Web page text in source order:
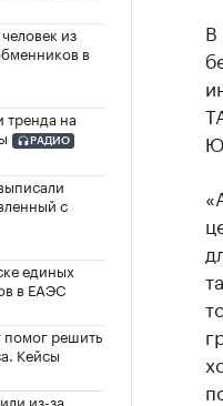
из
в
тренда на
РАДИО
с
единых
в ЕАЭС
помог решить
Кейсы
из-за
В